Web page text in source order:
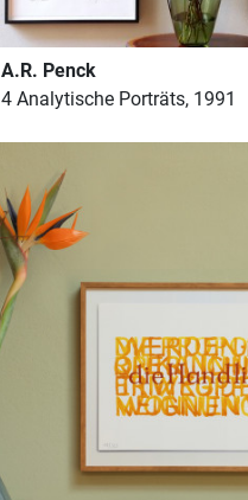
A.R. Penck
4 Analytische Porträts, 1991